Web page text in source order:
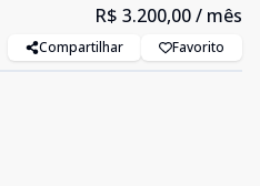
R$ 3.200,00/ mês
Compartilhar Favorito